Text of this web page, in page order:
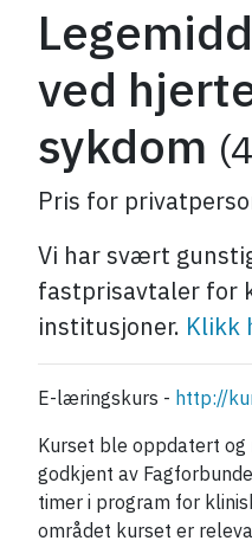
ved
sykdom
Pris for
Vi har svært
fastprisavtaler for
institusjoner. Klikk
E-læringskurs - http://
Kurset ble oppdatert
godkjent av
timer i program for
området kurset er